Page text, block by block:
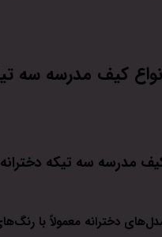
کیف مدرسه سه
مدرسه سه تیکه دخترانه
دخترانه معمولاً با